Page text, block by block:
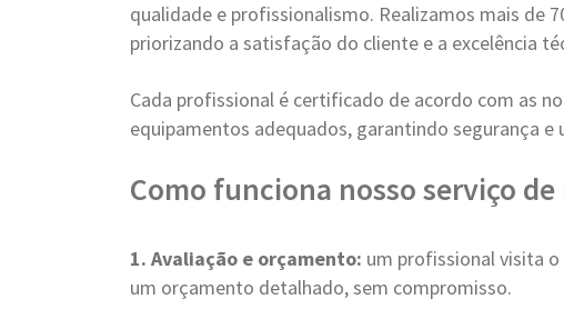
qualidade e profissionalismo. Realizamos mais de
priorizando a satisfação do cliente e a excelência
Cada profissional é certificado de acordo com as
equipamentos adequados, garantindo segurança
Como funciona nosso serviço
1. Avaliação e orçamento: um profissional visita o
um orçamento detalhado, sem compromisso.